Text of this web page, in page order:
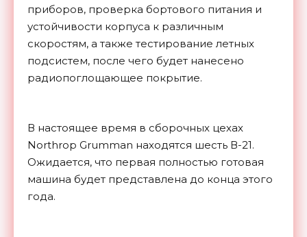
приборов, проверка бортового питания и
устойчивости корпуса к различным
скоростям, а также тестирование летных
подсистем, после чего будет нанесено
радиопоглощающее покрытие.
В настоящее время в сборочных цехах
Northrop Grumman находятся шесть В-21.
Ожидается, что первая полностью готовая
машина будет представлена до конца этого
года.